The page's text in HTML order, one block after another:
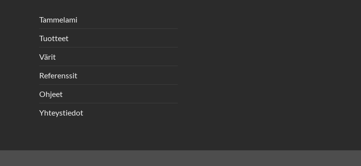
Tammelami
Tuotteet
Värit
Referenssit
Ohjeet
Yhteystiedot